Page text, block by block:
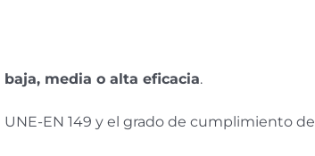
baja, media o alta eficacia.
EN 149 y el grado de cumplimiento de